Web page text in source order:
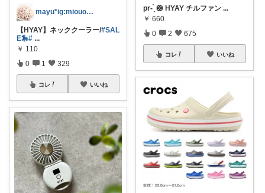
mayu*ig:miouor_home
【HYAY】ネッククーラー/#SAL
E🎠# ...
￥ 110
0 1 329
コレ いいね
pr- ̗̀ 🛟 HYAY チルファン ...
￥ 660
0 2 675
コレ いいね